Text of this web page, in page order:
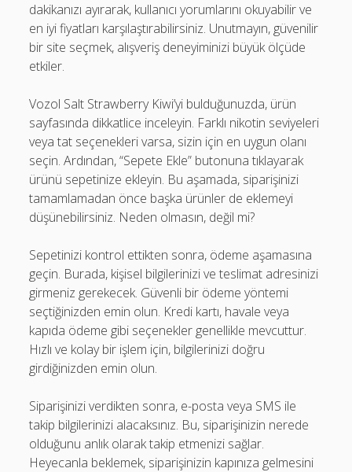
dakikanızı ayırarak, kullanıcı yorumlarını okuyabilir ve
en iyi fiyatları karşılaştırabilirsiniz. Unutmayın, güvenilir
bir site seçmek, alışveriş deneyiminizi büyük ölçüde
etkiler.
Vozol Salt Strawberry Kiwi’yi bulduğunuzda, ürün
sayfasında dikkatlice inceleyin. Farklı nikotin seviyeleri
veya tat seçenekleri varsa, sizin için en uygun olanı
seçin. Ardından, “Sepete Ekle” butonuna tıklayarak
ürünü sepetinize ekleyin. Bu aşamada, siparişinizi
tamamlamadan önce başka ürünler de eklemeyi
düşünebilirsiniz. Neden olmasın, değil mi?
Sepetinizi kontrol ettikten sonra, ödeme aşamasına
geçin. Burada, kişisel bilgilerinizi ve teslimat adresinizi
girmeniz gerekecek. Güvenli bir ödeme yöntemi
seçtiğinizden emin olun. Kredi kartı, havale veya
kapıda ödeme gibi seçenekler genellikle mevcuttur.
Hızlı ve kolay bir işlem için, bilgilerinizi doğru
girdiğinizden emin olun.
Siparişinizi verdikten sonra, e-posta veya SMS ile
takip bilgilerinizi alacaksınız. Bu, siparişinizin nerede
olduğunu anlık olarak takip etmenizi sağlar.
Heyecanla beklemek, siparişinizin kapınıza gelmesini